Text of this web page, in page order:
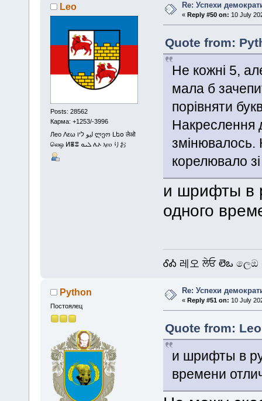
Leo
Posts: 28562
Карма: +1253/-3996
Лео Λεω ليو ליו ლეო Լեօ लेओ
லெஒ ⵍⴻⵓ ܠܝܘ ሌኦ ⲗⲉⲟ りお
Re: Успехи
« Reply #50 on: 10 July
Quote from:
Не кожні 5,
мала б
порівняти
Накреслення
змінювалось.
корелювало
и шрифты в
одного
ᎴᎣ 레오 ਲੇਓ లెఒ
Python
Постоялец
Re: Успехи
«Reply #51 on: 10 July
Quote from:
и шрифты в
времени